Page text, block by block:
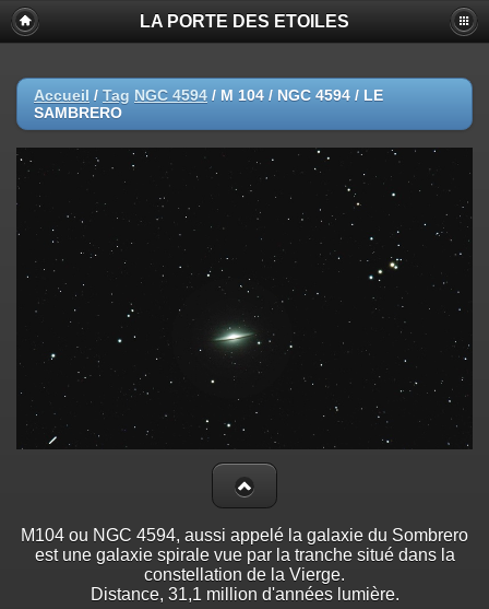
LA PORTE DES ETOILES
Accueil / Tag NGC 4594 / M 104 / NGC 4594 / LE
SAMBRERO
M104 ou NGC 4594, aussi appelé la galaxie du Sombrero
est une galaxie spirale vue par la tranche situé dans la
constellation de la Vierge.
Distance, 31,1 million d'années lumière.